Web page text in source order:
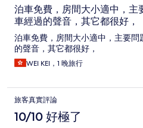
泊車免費，房間大小適中，主
車經過的聲音，其它都很好，
泊車免費，房間大小適中，主要
的聲音，其它都很好，
WEI KEI，1 晚旅行
旅客真實評論
10/10 好極了